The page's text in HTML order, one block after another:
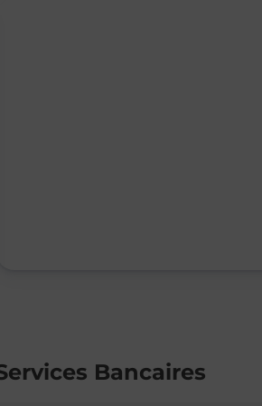
Bancaires